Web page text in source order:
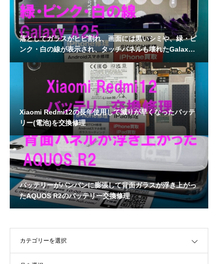
落としてガラスがヒビ割れ、画面には黒いシミや、緑・ピ
ンク・白の線が表示され、タッチパネルも壊れたGalaxy
A25画面交換修理
Xiaomi Redmi12の長年使用して減りが早くなったバッテ
リー(電池)を交換修理
バッテリーがパンパンに膨張して背面ガラスが浮き上がっ
たAQUOS R2のバッテリー交換修理